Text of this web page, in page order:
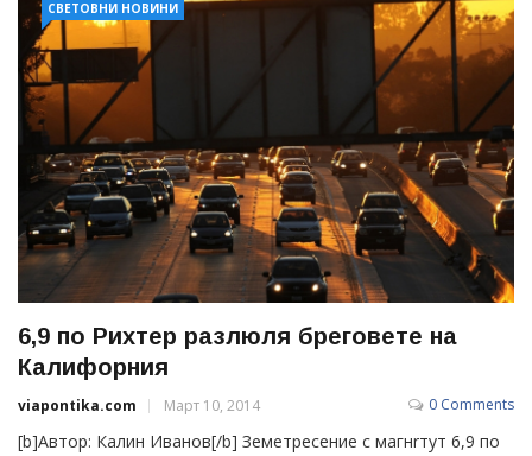
СВЕТОВНИ НОВИНИ
6,9 по Рихтер разлюля бреговете на
Калифорния
viapontika.com Март 10, 2014 0 Comments
[b]Автор: Калин Иванов[/b] Земетресение с магнrтут 6,9 по